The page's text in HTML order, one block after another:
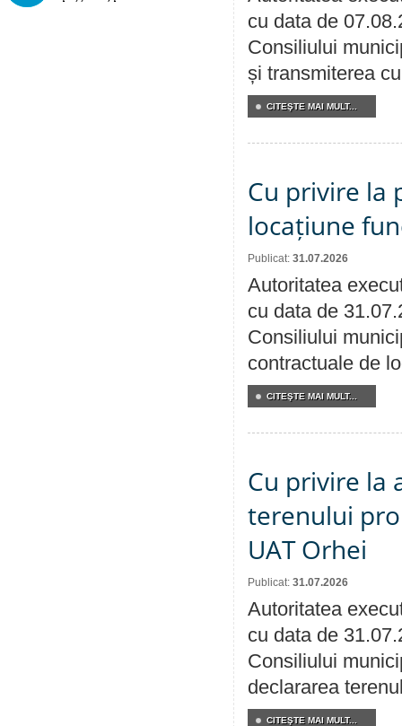
cu data de
Consiliului
și transmiterea
CITEŞTE MAI MULT...
Cu privire la
locațiune
Publicat: 31.07.2026
Autoritatea
cu data de
Consiliului
contractuale de
CITEŞTE MAI MULT...
Cu privire la
terenului
UAT Orhei
Publicat: 31.07.2026
Autoritatea
cu data de
Consiliului
declararea
CITEŞTE MAI MULT...